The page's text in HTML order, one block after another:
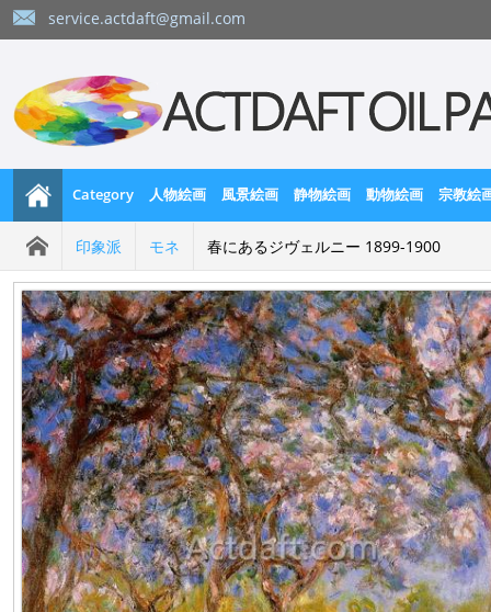
service.actdaft@gmail.com
Category 人物絵画 風景絵画 静物絵画 動物絵画 宗教絵
印象派 モネ 春にあるジヴェルニー 1899-1900